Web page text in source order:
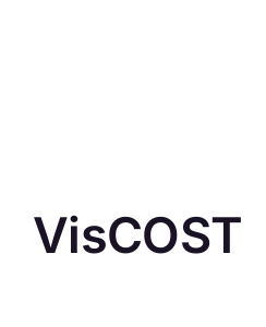
VisCOST